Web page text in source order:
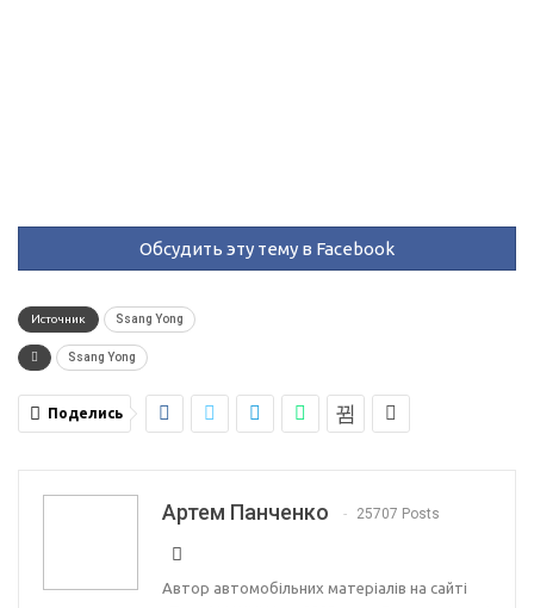
Обсудить эту тему в Facebook
Источник Ssang Yong
Ssang Yong
Поделись
Артем Панченко 25707 Posts
Автор автомобільних матеріалів на сайті